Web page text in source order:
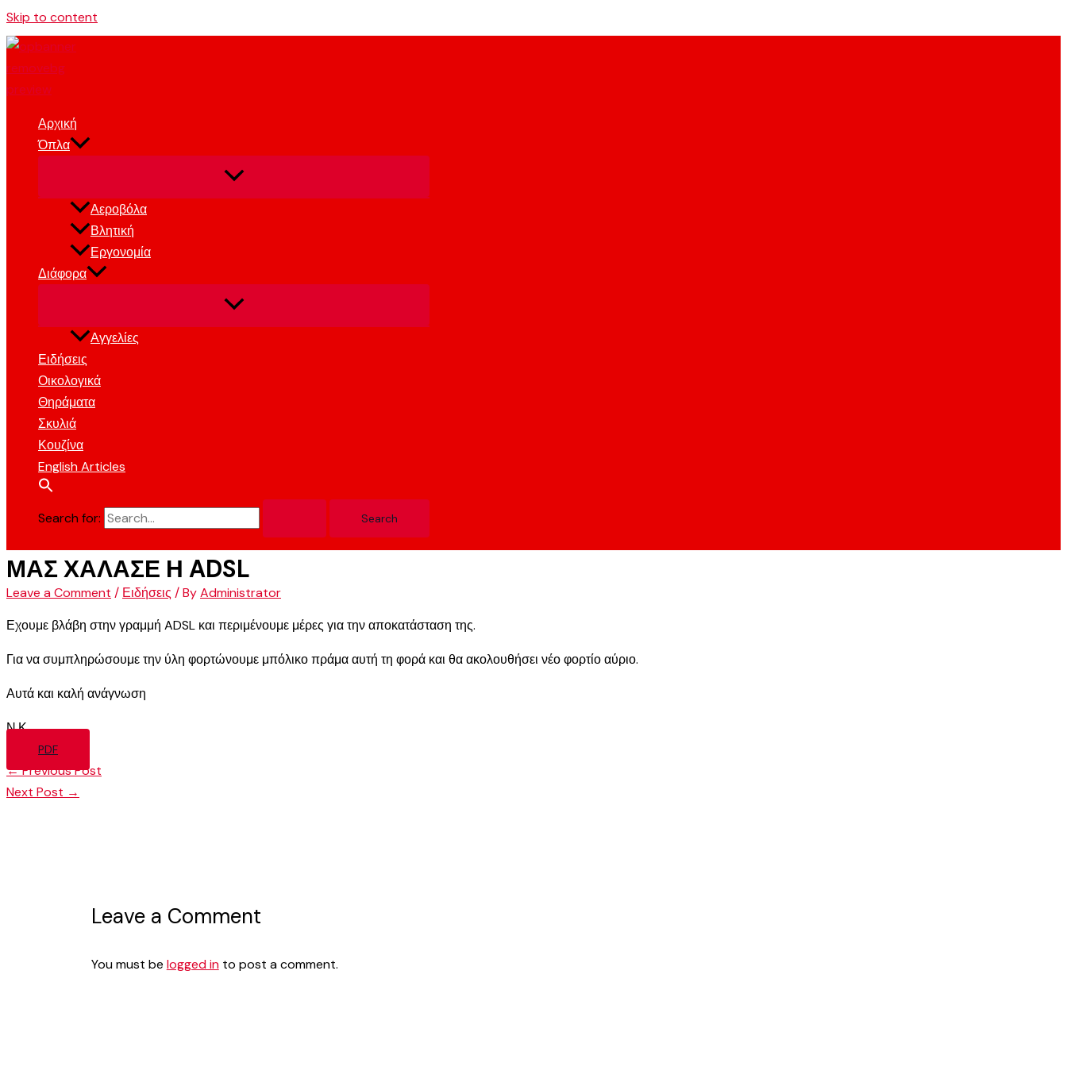
Skip to content
Αρχική
Όπλα
Αεροβόλα
Βλητική
Εργονομία
Διάφορα
Αγγελίες
Ειδήσεις
Οικολογικά
Θηράματα
Σκυλιά
Κουζίνα
English Articles
Search for:
ΜΑΣ ΧΑΛΑΣΕ Η ADSL
Leave a Comment / Ειδήσεις / ByAdministrator
Εχουμε βλάβη στην γραμμή ADSL και περιμένουμε μέρες για την αποκατάσταση της.
Για να συμπληρώσουμε την ύλη φορτώνουμε μπόλικο πράμα αυτή τη φορά και θα ακολουθήσει νέο φορτίο αύριο.
Αυτά και καλή ανάγνωση
Ν.Κ.
PDF
←Previous Post
Next Post →
Leave a Comment
You must be logged into post a comment.